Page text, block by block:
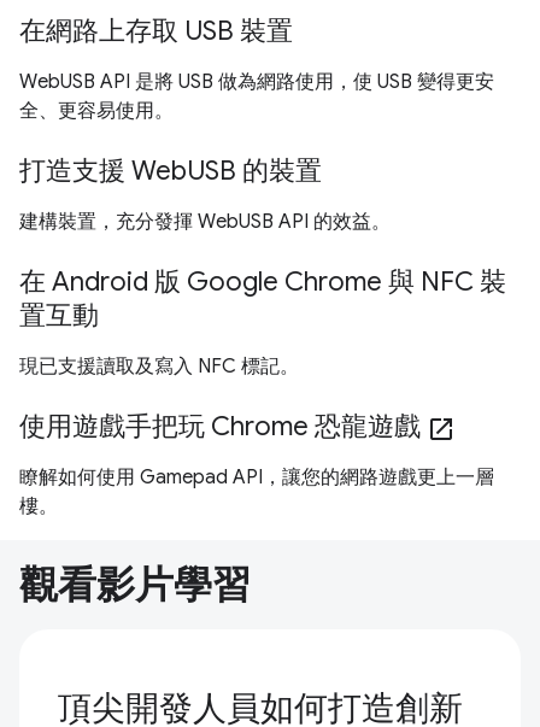
在網路上存取 USB 裝置
WebUSB API 是將 USB 做為網路使用，使 USB 變得更安
全、更容易使用。
打造支援 WebUSB 的裝置
建構裝置，充分發揮 WebUSB API 的效益。
在 Android 版 Google Chrome 與 NFC 裝
置互動
現已支援讀取及寫入 NFC 標記。
使用遊戲手把玩 Chrome 恐龍遊戲 open_in_new
瞭解如何使用 Gamepad API，讓您的網路遊戲更上一層
樓。
觀看影片學習
頂尖開發人員如何打造創新